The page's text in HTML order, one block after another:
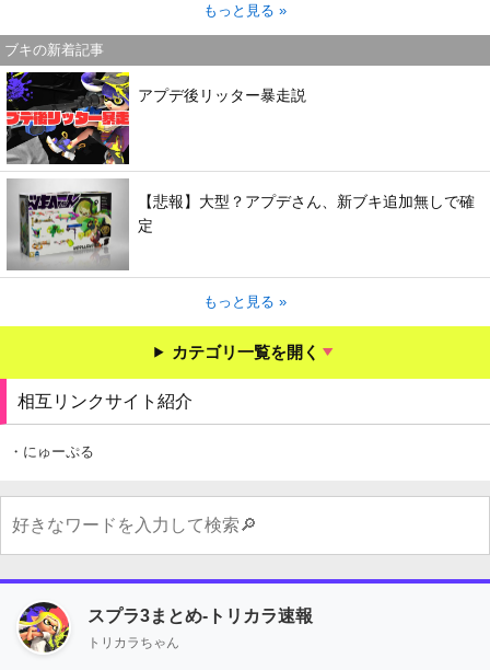
もっと見る »
ブキの新着記事
アプデ後リッター暴走説
【悲報】大型？アプデさん、新ブキ追加無しで確
定
もっと見る »
カテゴリ一覧を開く
相互リンクサイト紹介
・にゅーぷる
スプラ3まとめ-トリカラ速報
トリカラちゃん